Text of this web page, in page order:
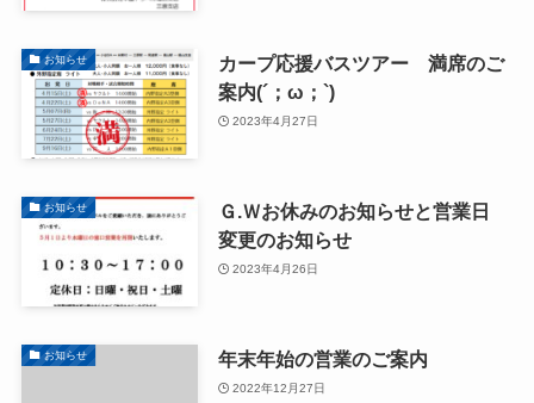
お知らせ
カープ応援バスツアー 満席のご
案内(´；ω；`)
2023年4月27日
お知らせ
Ｇ.Ｗお休みのお知らせと営業日
変更のお知らせ
2023年4月26日
お知らせ 年末年始の営業のご案内
2022年12月27日